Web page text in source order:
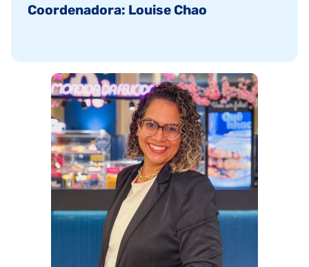
Coordenadora: Louise Chao